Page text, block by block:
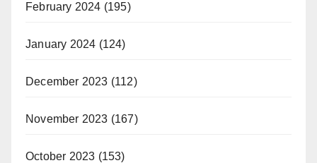
February 2024 (195)
January 2024 (124)
December 2023 (112)
November 2023 (167)
October 2023 (153)